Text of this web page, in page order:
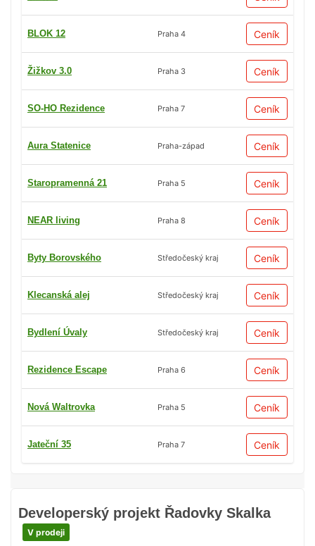
Developerský projekt Řadovky Skalka
V prodeji
BLOK 12 Praha 4 Ceník
Žižkov 3.0 Praha 3 Ceník
SO-HO Rezidence Praha 7 Ceník
Aura Statenice Praha-západ Ceník
Staropramenná 21 Praha 5 Ceník
NEAR living Praha 8 Ceník
Byty Borovského Středočeský kraj Ceník
Klecanská alej Středočeský kraj Ceník
Bydlení Úvaly Středočeský kraj Ceník
Rezidence Escape Praha 6 Ceník
Nová Waltrovka Praha 5 Ceník
Jateční 35 Praha 7 Ceník